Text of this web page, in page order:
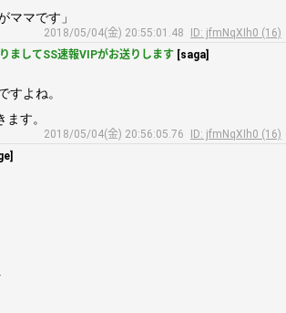
ママです」
2018/05/04(金) 20:55:01.48
ID: jfmNqXIh0 (16)
ましてSS速報VIPがお送りします [saga]
すよね。
す。
2018/05/04(金) 20:56:05.76
ID: jfmNqXIh0 (16)